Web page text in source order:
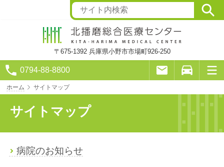
ホーム サイトマップ
サイトマップ
病院のお知らせ
〒675-1392 兵庫県小野市市場町926-250
0794-88-8800